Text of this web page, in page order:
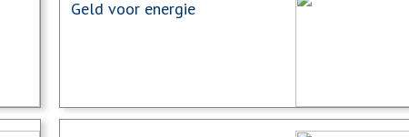
Geld voor energie